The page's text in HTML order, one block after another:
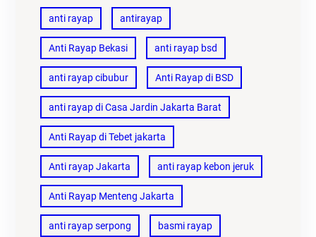
anti rayap antirayap
Anti Rayap Bekasi anti rayap bsd
anti rayap cibubur Anti Rayap di BSD
anti rayap di Casa Jardin Jakarta Barat
Anti Rayap di Tebet jakarta
Anti rayap Jakarta anti rayap kebon jeruk
Anti Rayap Menteng Jakarta
anti rayap serpong basmi rayap